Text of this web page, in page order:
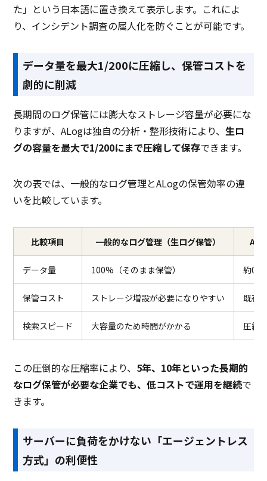
た」という日本語に置き換えて表示します。これによ
り、インシデント調査の属人化を防ぐことが可能です。
データ量を最大1/200に圧縮し、保管コストを
劇的に削減
長期間のログ保管には膨大なストレージ容量が必要にな
りますが、ALogは独自の分析・整形技術により、生ロ
グの容量を最大で1/200にまで圧縮して保存できます。
次の表では、一般的なログ管理とALogの保管効率の違
いを比較しています。
比較項目 一般的なログ管理（生ログ保管）
データ量 100%（そのまま保管） 約
保管コスト ストレージ増設が必要になりやすい 既存
検索スピード 大容量のため時間がかかる 圧縮
この圧倒的な圧縮率により、 5年、10年といった長期的
なログ保管が必要な企業でも、低コストで運用を継続で
きます。
サーバーに負荷をかけない「エージェントレス
方式」の利便性